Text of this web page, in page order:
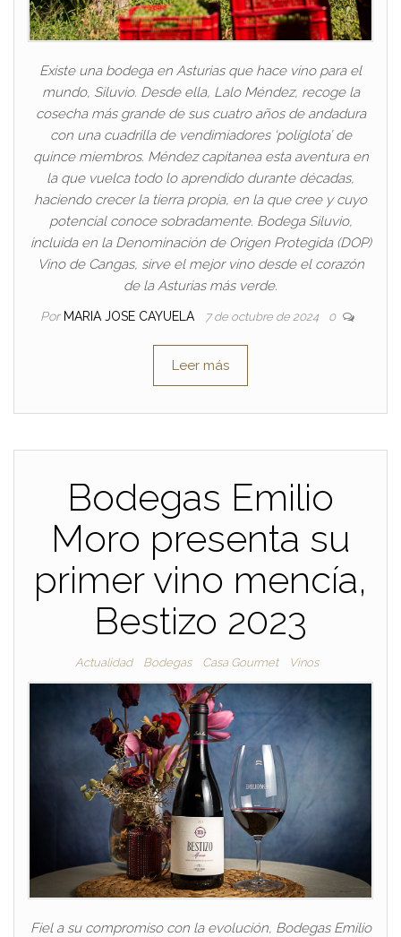
Existe una bodega en Asturias que hace vino para el
mundo, Siluvio. Desde ella, Lalo Méndez, recoge la
cosecha más grande de sus cuatro años de andadura
con una cuadrilla de vendimiadores ‘políglota’ de
quince miembros. Méndez capitanea esta aventura en
la que vuelca todo lo aprendido durante décadas,
haciendo crecer la tierra propia, en la que cree y cuyo
potencial conoce sobradamente. Bodega Siluvio,
incluida en la Denominación de Origen Protegida (DOP)
Vino de Cangas, sirve el mejor vino desde el corazón
de la Asturias más verde.
Por MARIA JOSE CAYUELA 7 de octubre de 2024 0
Leer más
Bodegas Emilio
Moro presenta su
primer vino mencía,
Bestizo 2023
Actualidad Bodegas Casa Gourmet Vinos
Fiel a su compromiso con la evolución, Bodegas Emilio